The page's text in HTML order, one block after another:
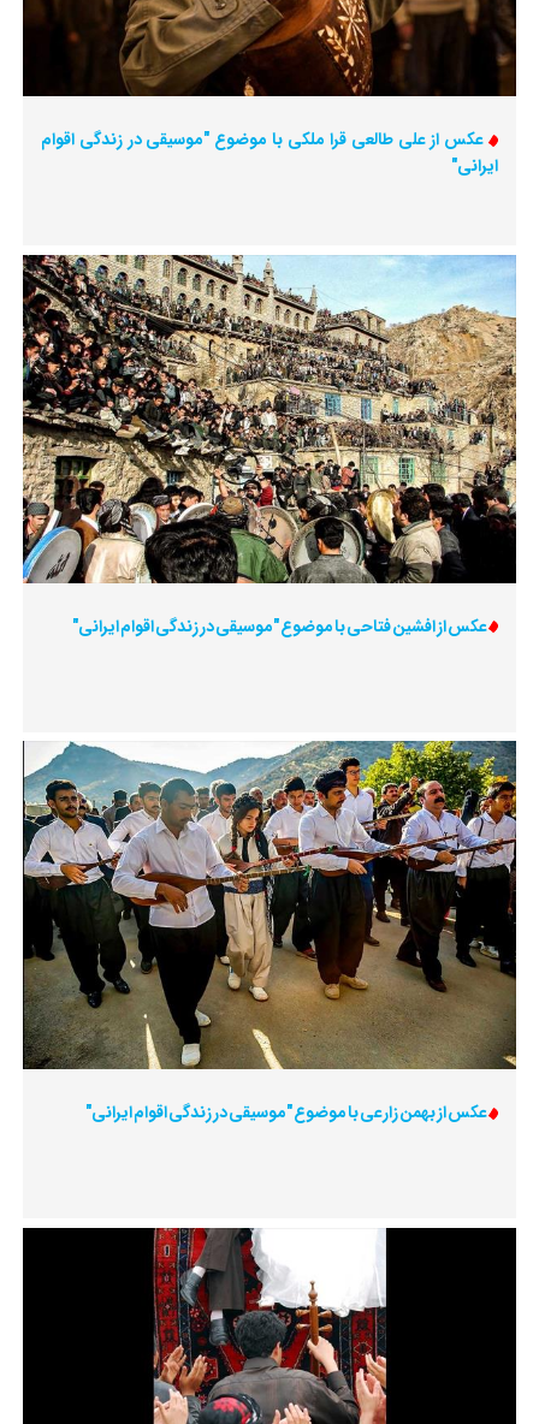
عکس از علی طالعی قرا ملکی با موضوع "موسیقی در زندگی اقوام
ایرانی"
عکس از افشین فتاحی با موضوع "موسیقی در زندگی اقوام ایرانی"
عکس از بهمن زارعی با موضوع "موسیقی در زندگی اقوام ایرانی"